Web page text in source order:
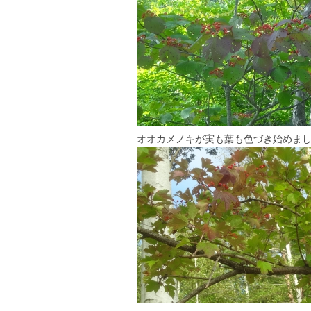
オオカメノキが実も葉も色づき始めま